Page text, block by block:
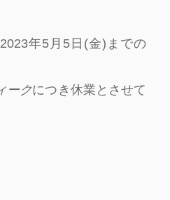
年5月5日(金)までの
ークにつき休業とさせて